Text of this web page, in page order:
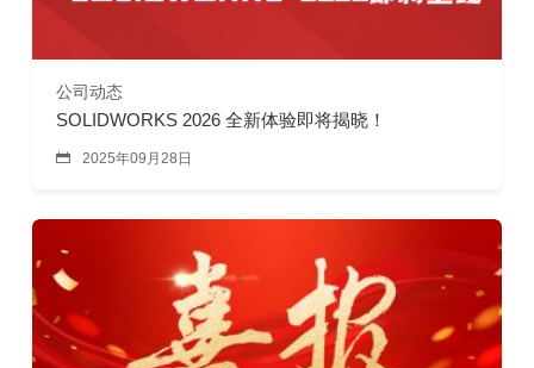
公司动态
SOLIDWORKS 2026 全新体验即将揭晓！
 2025年09月28日